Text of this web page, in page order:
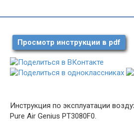
Просмотр инструкции в pdf
Инструкция по эксплуатации
Pure Air Genius PT3080F0.